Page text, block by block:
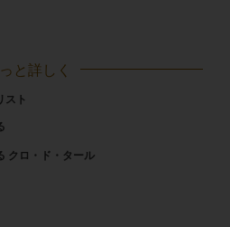
と詳しく
スト
クロ・ド・タール